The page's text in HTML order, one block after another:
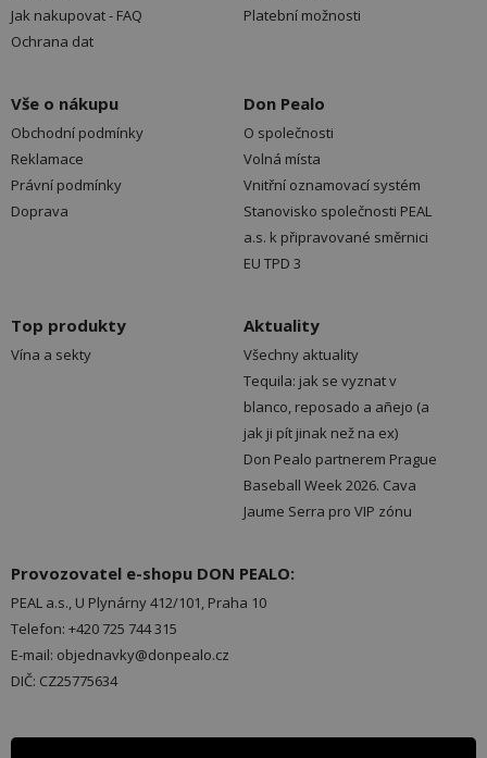
Jak nakupovat - FAQ
Ochrana dat
Platební možnosti
Vše o nákupu
Obchodní podmínky
Reklamace
Právní podmínky
Doprava
Don Pealo
O společnosti
Volná místa
Vnitřní oznamovací systém
Stanovisko společnosti PEAL
a.s. k připravované směrnici
EU TPD 3
Top produkty
Vína a sekty
Aktuality
Všechny aktuality
Tequila: jak se vyznat v
blanco, reposado a añejo (a
jak ji pít jinak než na ex)
Don Pealo partnerem Prague
Baseball Week 2026. Cava
Jaume Serra pro VIP zónu
Provozovatel e-shopu DON PEALO:
PEAL a.s., U Plynárny 412/101, Praha 10
Telefon: +420 725 744 315
E-mail: objednavky@donpealo.cz
DIČ: CZ25775634